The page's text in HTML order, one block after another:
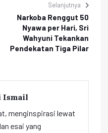
Selanjutnya
Narkoba Renggut 50
Nyawa per Hari, Sri
Wahyuni Tekankan
Pendekatan Tiga Pilar
Ismail
menginspirasi lewat
esai yang